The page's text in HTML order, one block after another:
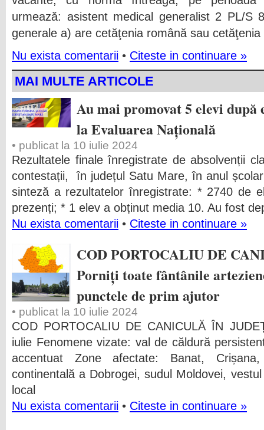
urmează: asistent medical generalist 2 PL/S
generale a) are cetăţenia română sau cetăţenia
Nu exista comentarii • Citeste in continuare »
MAI MULTE ARTICOLE
Au mai promovat 5 elevi după
la Evaluarea Națională
• publicat la 10 iulie 2024
Rezultatele finale înregistrate de absolvenții
contestații, în județul Satu Mare, în anul
sinteză a rezultatelor înregistrate: * 2740 de
prezenți; * 1 elev a obținut media 10. Au fost
Nu exista comentarii • Citeste in continuare »
COD PORTOCALIU DE
Porniți toate fântânile
punctele de prim ajutor
• publicat la 10 iulie 2024
COD PORTOCALIU DE CANICULĂ ÎN
iulie Fenomene vizate: val de căldură
accentuat Zone afectate: Banat,
continentală a Dobrogei, sudul Moldovei,
local
Nu exista comentarii • Citeste in continuare »